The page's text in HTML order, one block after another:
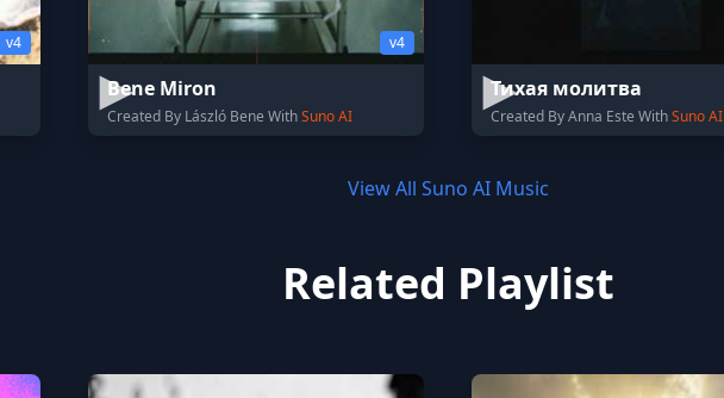
v4 v4
Bene Miron
Created By László Bene WithSuno AI
Тихая молитва
Created By Anna Este WithSuno AI
View All Suno AI Music
Related Playlist